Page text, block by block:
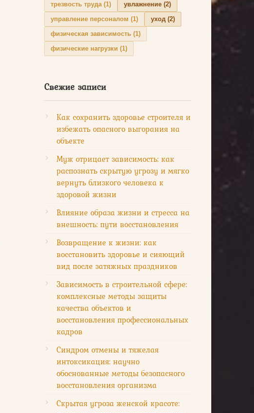
трезвость труда(1) увлажнение (2)
управление персоналом (1) уход (2)
физическая зависимость (1)
физические нагрузки (1)
Свежие записи
Как сохранить здоровье строителя и
избежать опасного выгорания на
объекте
Муж отрицает зависимость: как
распознать скрытую угрозу и мягко
вернуть близкого человека к
здоровой жизни
Влияние образа жизни и стресса на
внешность: пути восстановления
Возвращение к жизни: как
восстановить здоровье и сияющий
вид после затяжных праздников
Зависимость в строительной сфере:
комплексные методы защиты
качества объектов и
восстановления профессиональных
кадров
Синдром отмены и тяжелая
интоксикация: научно
обоснованные методы безопасного
восстановления организма
Скрытая угроза женской красоте: